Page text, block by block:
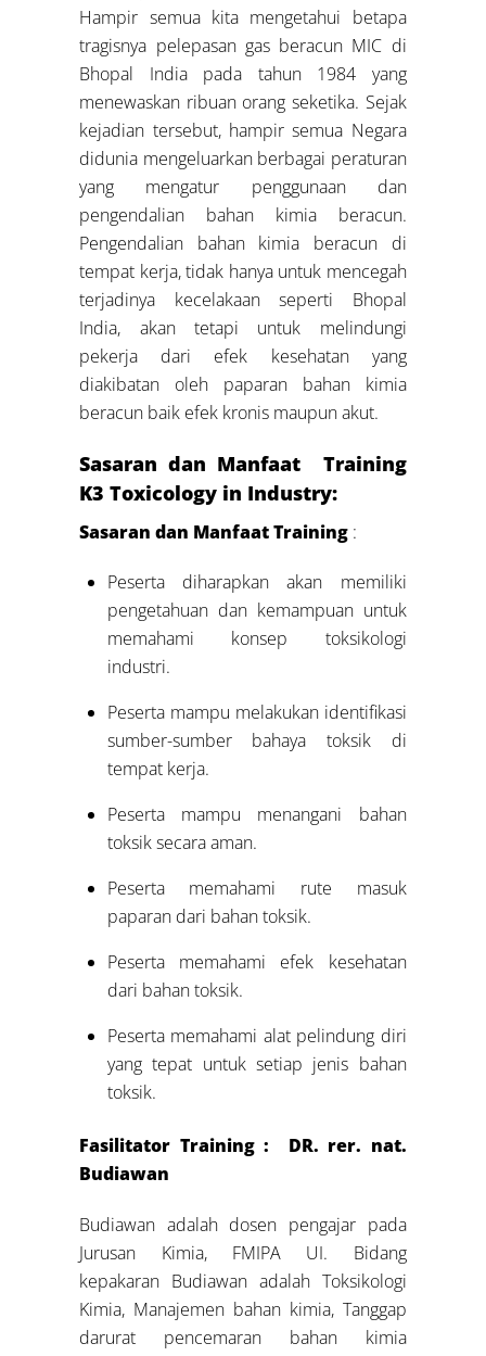
Hampir semua kita mengetahui betapa
tragisnya pelepasan gas beracun MIC di
Bhopal India pada tahun 1984 yang
menewaskan ribuan orang seketika. Sejak
kejadian tersebut, hampir semua Negara
didunia mengeluarkan berbagai peraturan
yang mengatur penggunaan dan
pengendalian bahan kimia beracun.
Pengendalian bahan kimia beracun di
tempat kerja, tidak hanya untuk mencegah
terjadinya kecelakaan seperti Bhopal
India, akan tetapi untuk melindungi
pekerja dari efek kesehatan yang
diakibatan oleh paparan bahan kimia
beracun baik efek kronis maupun akut.
Sasaran dan Manfaat Training
K3 Toxicology in Industry:
Sasaran dan Manfaat Training :
Peserta diharapkan akan memiliki
pengetahuan dan kemampuan untuk
memahami konsep toksikologi
industri.
Peserta mampu melakukan identifikasi
sumber-sumber bahaya toksik di
tempat kerja.
Peserta mampu menangani bahan
toksik secara aman.
Peserta memahami rute masuk
paparan dari bahan toksik.
Peserta memahami efek kesehatan
dari bahan toksik.
Peserta memahami alat pelindung diri
yang tepat untuk setiap jenis bahan
toksik.
Fasilitator Training : DR. rer. nat.
Budiawan
Budiawan adalah dosen pengajar pada
Jurusan Kimia, FMIPA UI. Bidang
kepakaran Budiawan adalah Toksikologi
Kimia, Manajemen bahan kimia, Tanggap
darurat pencemaran bahan kimia